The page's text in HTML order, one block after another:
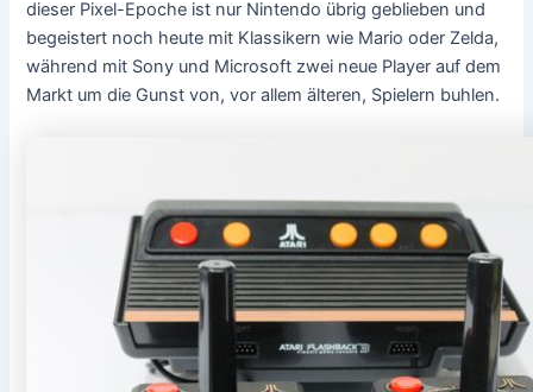
dieser Pixel-Epoche ist nur Nintendo übrig geblieben und
begeistert noch heute mit Klassikern wie Mario oder Zelda,
während mit Sony und Microsoft zwei neue Player auf dem
Markt um die Gunst von, vor allem älteren, Spielern buhlen.